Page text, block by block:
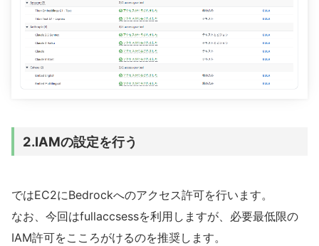
2.IAMの設定を行う
ではEC2にBedrockへのアクセス許可を行います。
なお、今回はfullaccsessを利用しますが、必要最低限の
IAM許可をこころがけるのを推奨します。